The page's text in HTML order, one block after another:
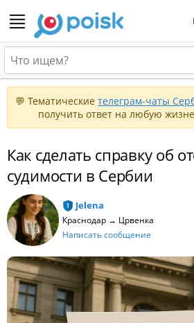
💬 Тематические телеграм-чаты
получить ответ на любую
Как сделать справку об
судимости в Сербии
Jelena
Краснодар → Црвенка
Написать сообщение